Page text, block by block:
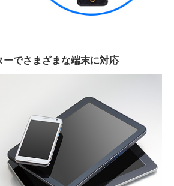
ーでさまざまな端末に対応